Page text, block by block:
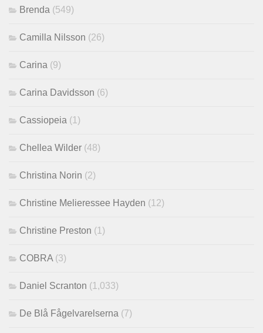
Brenda (549)
Camilla Nilsson (26)
Carina (9)
Carina Davidsson (6)
Cassiopeia (1)
Chellea Wilder (48)
Christina Norin (2)
Christine Melieressee Hayden (12)
Christine Preston (1)
COBRA (3)
Daniel Scranton (1,033)
De Blå Fågelvarelserna (7)